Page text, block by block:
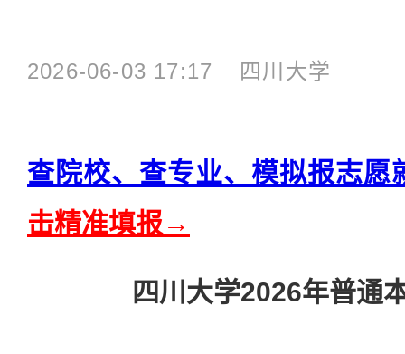
2026-06-03 17:17 四川大学
查院校、查专业、模拟报志
击精准填报→
四川大学2026年普通